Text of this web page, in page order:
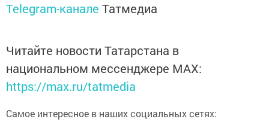
Telegram-канале Татмедиа
Читайте новости Татарстана в
национальном мессенджере MАХ:
https://max.ru/tatmedia
Самое интересное в наших социальных сетях: